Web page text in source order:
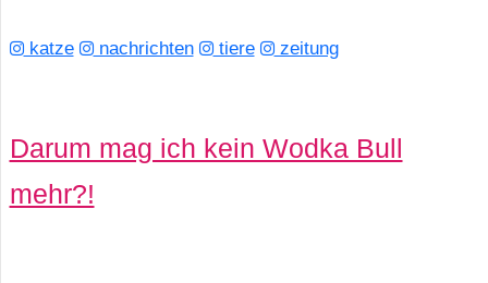
katze nachrichten tiere zeitung
Darum mag ich kein Wodka Bull
mehr?!